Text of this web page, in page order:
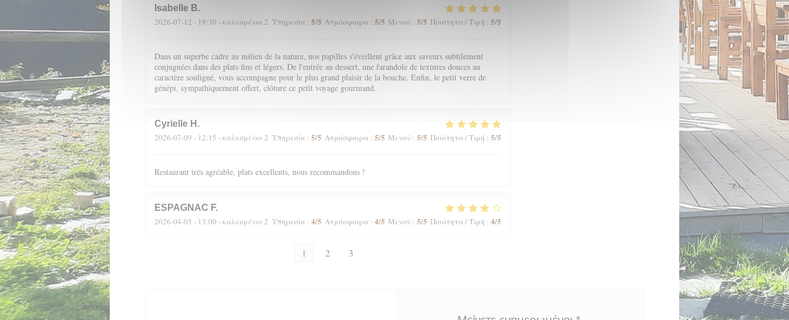
Isabelle B
2026-07-12 - 19:30 - καλεσμένοι 2 Υπηρεσία : 5/5 Ατμόσφαιρα : 5/5 Μενού: 5/5 Ποιότητα / Τιμή : 5/5
Dans un superbe cadre au milieu de la nature, nos papilles s'éveillent grâce aux saveurs subtilement
conjuguées dans des plats fins et légers. De l'entrée au dessert, une farandole de textures douces au
caractère souligné, vous accompagne pour le plus grand plaisir de la bouche. Enfin, le petit verre de
génépi, sympathiquement offert, clôture ce petit voyage gourmand.
Cyrielle H
2026-07-09 - 12:15 - καλεσμένοι 2 Υπηρεσία : 5/5 Ατμόσφαιρα : 5/5 Μενού: 5/5 Ποιότητα / Τιμή : 5/5
Restaurant très agréable, plats excellents, nous recommandons !
ESPAGNAC F
2026-04-05 - 13:00 - καλεσμένοι 2 Υπηρεσία : 4/5 Ατμόσφαιρα : 4/5 Μενού: 5/5 Ποιότητα / Τιμή : 4/5
1 2 3